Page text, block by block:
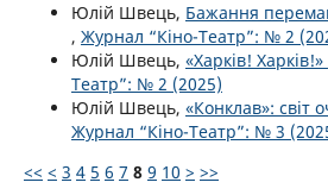
Юлій Швець, Бажання
, Журнал “Кіно-Театр”: № 2
Юлій Швець, «Харків! Харків!»
Театр”: № 2 (2025)
Юлій Швець, «Конклав»: світ
Журнал “Кіно-Театр”: № 3
<< < 3 4 5 6 7 8 9 10 > >>